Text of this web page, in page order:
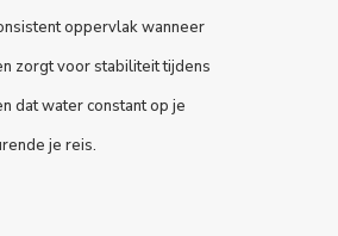
oppervlak wanneer
zorgt voor stabiliteit tijdens
dat water constant op je
je reis.